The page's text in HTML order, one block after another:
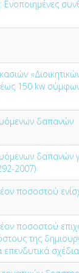
έως 150 kw
δαπανών
δαπανών
2007)
ποσοστού
ποσοστού
της
επενδυτικά